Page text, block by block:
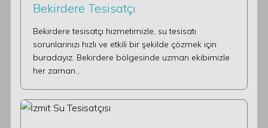
Bekirdere Tesisatçı
Bekirdere tesisatçı hizmetimizle, su tesisatı
sorunlarınızı hızlı ve etkili bir şekilde çözmek için
buradayız. Bekirdere bölgesinde uzman ekibimizle
her zaman…